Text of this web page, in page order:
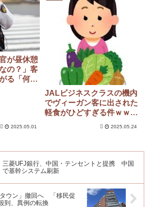
が昼休憩
の？」客
る「何が
2025.05.01
JALビジネスクラスの機内
でヴィーガン客に出された
軽食がひどすぎる件ｗｗｗ
2025.05.24
三菱UFJ銀行、中国・テンセントと提携 中国
で基幹システム刷新
タウン」撤回へ 「移民促
到、異例の転換